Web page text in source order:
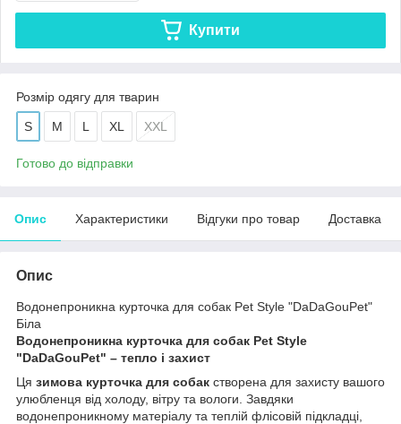
Купити
Розмір одягу для тварин
S M L XL XXL
Готово до відправки
Опис Характеристики Відгуки про товар Доставка
Опис
Водонепроникна курточка для собак Pet Style "DaDaGouPet"
Біла
Водонепроникна курточка для собак Pet Style
"DaDaGouPet" – тепло і захист
Ця зимова курточка для собак створена для захисту вашого
улюбленця від холоду, вітру та вологи. Завдяки
водонепроникному матеріалу та теплій флісовій підкладці,